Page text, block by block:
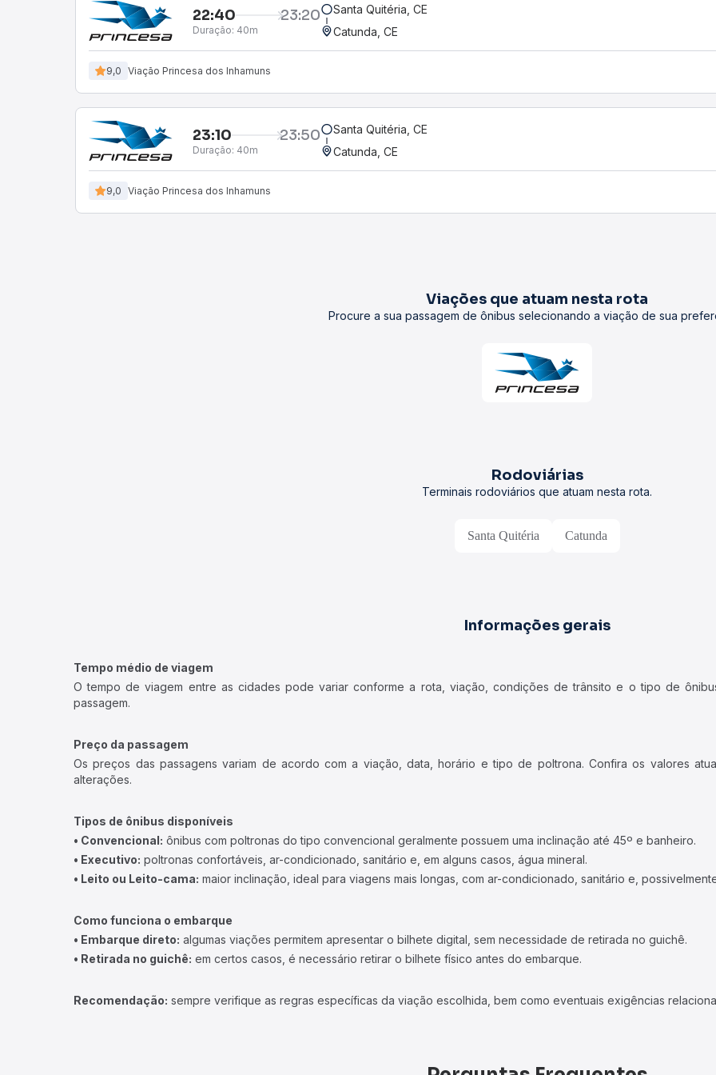
22:40 23:20
Duração: 40m
Santa Quitéria, CE
Catunda, CE
9,0 Viação Princesa dos Inhamuns
23:10 23:50
Duração: 40m
Santa Quitéria, CE
Catunda, CE
9,0 Viação Princesa dos Inhamuns
Viações que atuam nesta rota
Procure a sua passagem de ônibus selecionando a viação de sua
Rodoviárias
Terminais rodoviários que atuam nesta rota.
Santa Quitéria Catunda
Informações gerais
Tempo médio de viagem
O tempo de viagem entre as cidades pode variar conforme a rota, viação, condições de trânsito e o tipo de
passagem.
Preço da passagem
Os preços das passagens variam de acordo com a viação, data, horário e tipo de poltrona. Confira os valores
alterações.
Tipos de ônibus disponíveis
• Convencional: ônibus com poltronas do tipo convencional geralmente possuem uma inclinação até 45º e banheiro.
• Executivo: poltronas confortáveis, ar-condicionado, sanitário e, em alguns casos, água mineral.
• Leito ou Leito-cama: maior inclinação, ideal para viagens mais longas, com ar-condicionado, sanitário e,
Como funciona o embarque
• Embarque direto: algumas viações permitem apresentar o bilhete digital, sem necessidade de retirada no guichê.
• Retirada no guichê: em certos casos, é necessário retirar o bilhete físico antes do embarque.
Recomendação: sempre verifique as regras específicas da viação escolhida, bem como eventuais exigências